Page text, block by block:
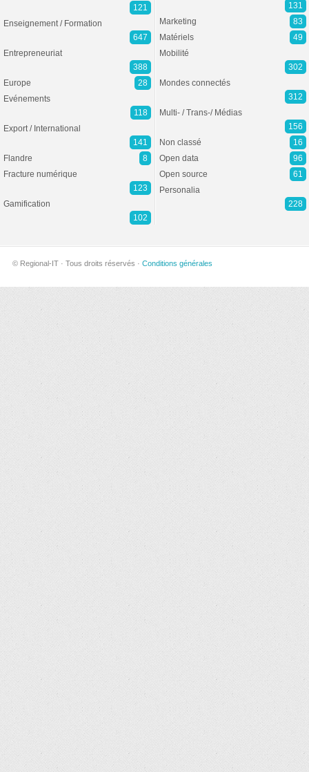
121
Enseignement / Formation
647
Entrepreneuriat
388
Europe
28
Evénements
118
Export / International
141
Flandre
8
Fracture numérique
123
Gamification
102
131
Marketing
83
Matériels
49
Mobilité
302
Mondes connectés
312
Multi- / Trans-/ Médias
156
Non classé
16
Open data
96
Open source
61
Personalia
228
© Regional-IT · Tous droits réservés · Conditions générales